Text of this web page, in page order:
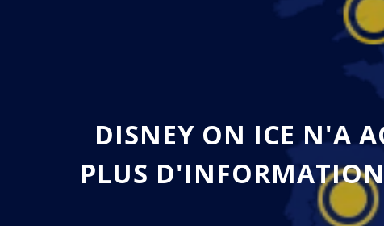
DISNEY ON ICE N'A
PLUS